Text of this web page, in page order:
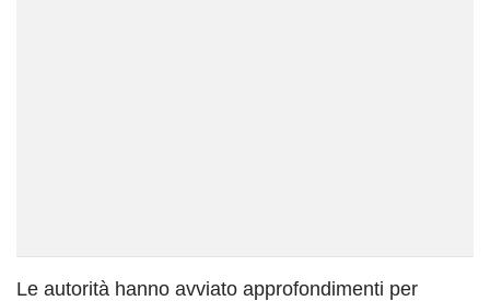
Le autorità hanno avviato approfondimenti per